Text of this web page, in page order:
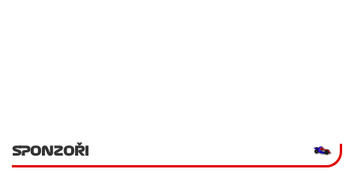
SPONZOŘI